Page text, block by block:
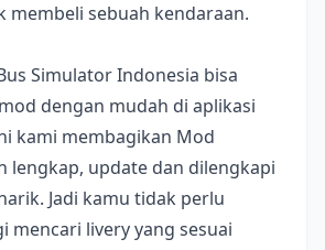
membeli sebuah kendaraan.
Simulator Indonesia bisa
dengan mudah di aplikasi
kami membagikan Mod
lengkap, update dan dilengkapi
Jadi kamu tidak perlu
mencari livery yang sesuai